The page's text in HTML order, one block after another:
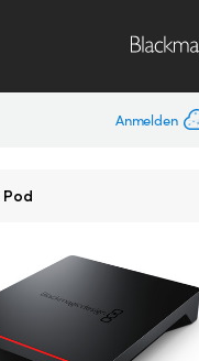
Anmelden